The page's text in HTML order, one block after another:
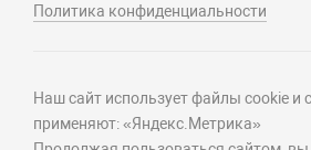
Политика конфиденциальности
Наш сайт использует файлы cookie и
применяют: «Яндекс.Метрика»